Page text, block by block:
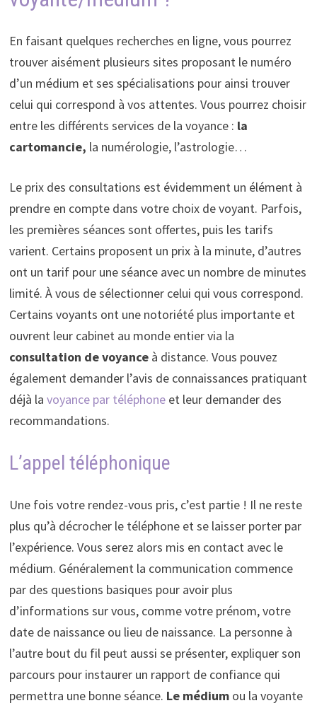
En faisant quelques recherches en ligne, vous pourrez
trouver aisément plusieurs sites proposant le numéro
d’un médium et ses spécialisations pour ainsi trouver
celui qui correspond à vos attentes. Vous pourrez choisir
entre les différents services de la voyance : la
cartomancie, la numérologie, l’astrologie…
Le prix des consultations est évidemment un élément à
prendre en compte dans votre choix de voyant. Parfois,
les premières séances sont offertes, puis les tarifs
varient. Certains proposent un prix à la minute, d’autres
ont un tarif pour une séance avec un nombre de minutes
limité. À vous de sélectionner celui qui vous correspond.
Certains voyants ont une notoriété plus importante et
ouvrent leur cabinet au monde entier via la
consultation de voyanceà distance. Vous pouvez
également demander l’avis de connaissances pratiquant
déjà la voyance par téléphoneet leur demander des
recommandations.
L’appel téléphonique
Une fois votre rendez-vous pris, c’est partie ! Il ne reste
plus qu’à décrocher le téléphone et se laisser porter par
l’expérience. Vous serez alors mis en contact avec le
médium. Généralement la communication commence
par des questions basiques pour avoir plus
d’informations sur vous, comme votre prénom, votre
date de naissance ou lieu de naissance. La personne à
l’autre bout du fil peut aussi se présenter, expliquer son
parcours pour instaurer un rapport de confiance qui
permettra une bonne séance. Le médium ou la voyante